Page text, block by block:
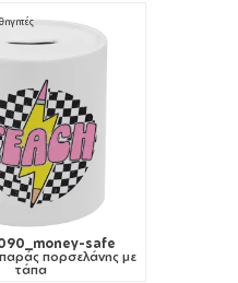
safe
πορσελάνης με
τάπα